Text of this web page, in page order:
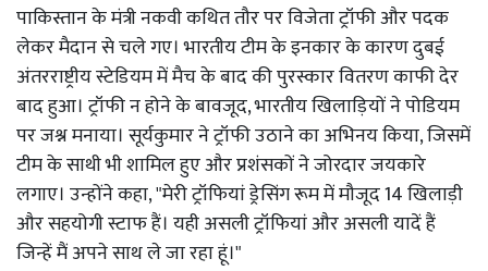
पाकिस्तान के मंत्री नकवी कथित तौर पर विजेता ट्रॉफी और पदक
लेकर मैदान से चले गए। भारतीय टीम के इनकार के कारण दुबई
अंतरराष्ट्रीय स्टेडियम में मैच के बाद की पुरस्कार वितरण काफी देर
बाद हुआ। ट्रॉफी न होने के बावजूद, भारतीय खिलाड़ियों ने पोडियम
पर जश्न मनाया। सूर्यकुमार ने ट्रॉफी उठाने का अभिनय किया, जिसमें
टीम के साथी भी शामिल हुए और प्रशंसकों ने जोरदार जयकारे
लगाए। उन्होंने कहा, "मेरी ट्रॉफियां ड्रेसिंग रूम में मौजूद 14 खिलाड़ी
और सहयोगी स्टाफ हैं। यही असली ट्रॉफियां और असली यादें हैं
जिन्हें मैं अपने साथ ले जा रहा हूं।"